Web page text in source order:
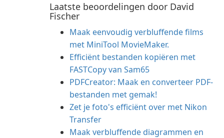
Laatste beoordelingen door David
Fischer
Maak eenvoudig verbluffende films
met MiniTool MovieMaker.
Efficiënt bestanden kopiëren met
FASTCopy van Sam65
PDFCreator: Maak en converteer PDF-
bestanden met gemak!
Zet je foto's efficiënt over met Nikon
Transfer
Maak verbluffende diagrammen en